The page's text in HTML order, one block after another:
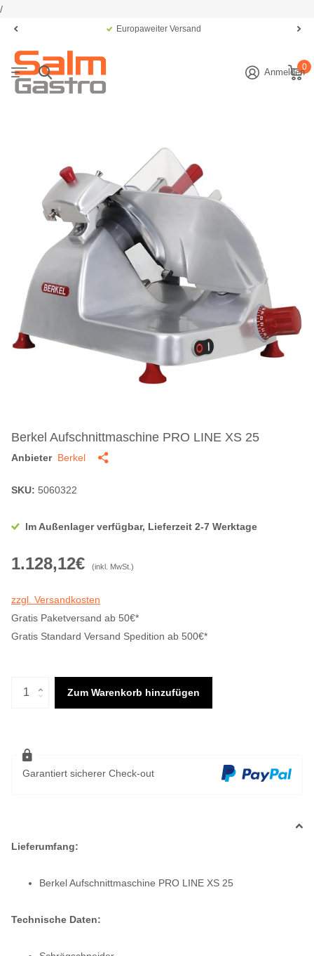
/
Europaweiter Versand
Anmelden0
Berkel Aufschnittmaschine PRO LINE XS 25
Anbieter Berkel
SKU: 5060322
Im Außenlager verfügbar, Lieferzeit 2-7 Werktage
1.128,12€ (inkl. MwSt.)
zzgl. Versandkosten
Gratis Paketversand ab 50€*
Gratis Standard Versand Spedition ab 500€*
Zum Warenkorb hinzufügen
Garantiert sicherer Check-out
Lieferumfang:
Berkel Aufschnittmaschine PRO LINE XS 25
Technische Daten: